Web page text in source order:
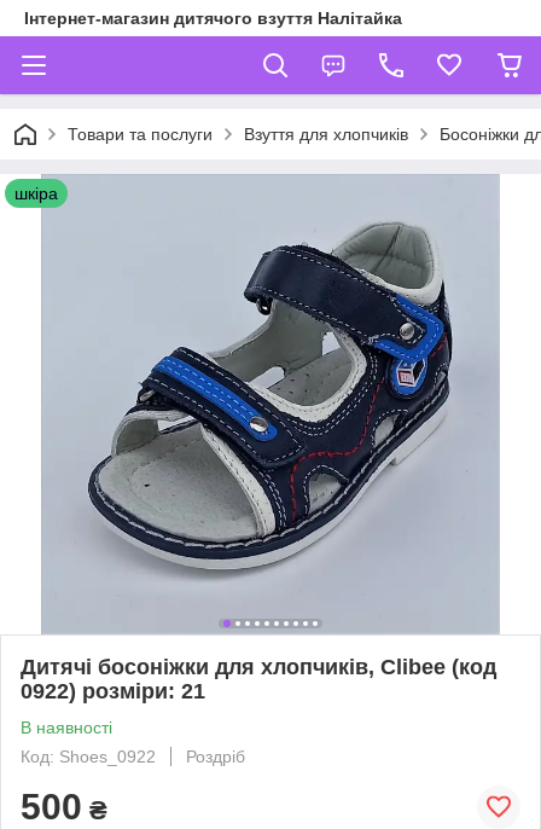
Інтернет-магазин дитячого взуття Налітайка
Товари та послуги Взуття для хлопчиків Босоніжки
шкіра
Дитячі босоніжки для хлопчиків, Clibee (код
0922) розміри: 21
В наявності
Код: Shoes_0922
Роздріб
500 ₴